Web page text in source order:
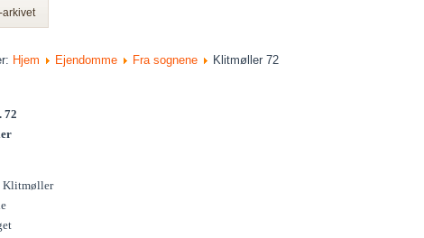
arkivet
Hjem Ejendomme Fra sognene Klitmøller 72
72
Klitmøller